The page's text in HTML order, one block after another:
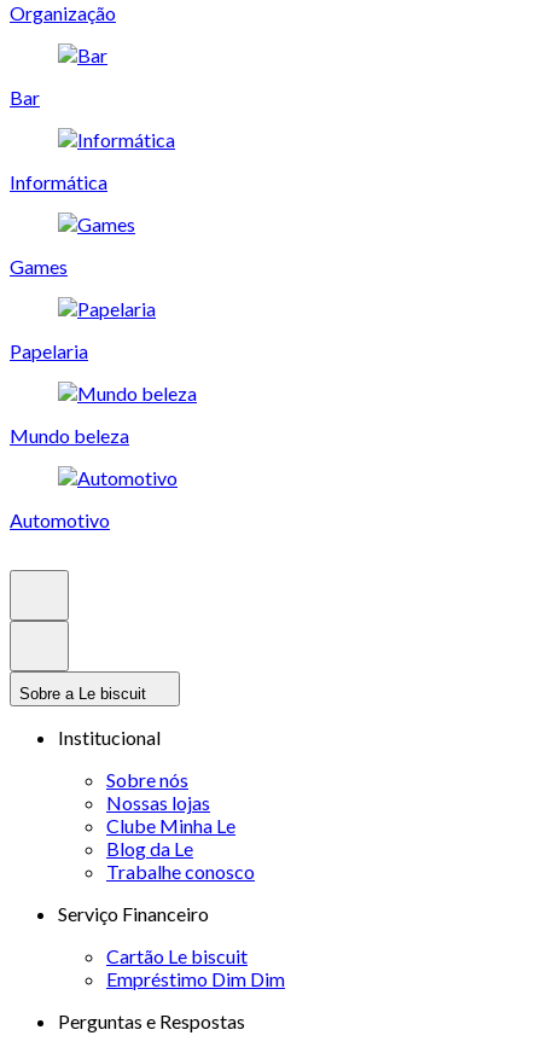
Organização
Bar
Informática
Games
Papelaria
Mundo beleza
Automotivo
Sobre a Le biscuit
Institucional
Sobre nós
Nossas lojas
Clube Minha Le
Blog da Le
Trabalhe conosco
Serviço Financeiro
Cartão Le biscuit
Empréstimo Dim Dim
Perguntas e Respostas